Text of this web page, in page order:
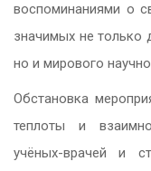
воспоминаниями о
значимых не только
но и мирового
Обстановка
теплоты и
учёных-врачей и